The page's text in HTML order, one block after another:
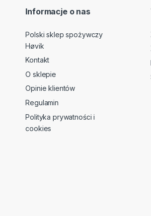
Informacje o nas
Polski sklep spożywczy
Høvik
Kontakt
O sklepie
Opinie klientów
Regulamin
Polityka prywatności i
cookies